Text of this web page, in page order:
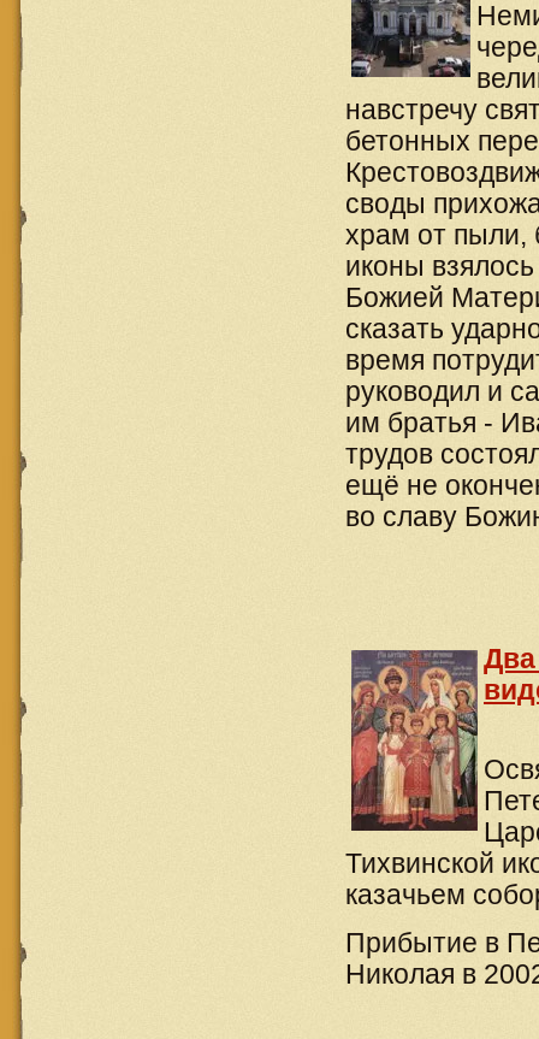
навстречу
бетонных
своды
храм от пыли,
иконы
Божией
сказать
время
руководил и
им братья -
трудов
ещё не
во славу
Два
Тихвинской
казачьем
Прибытие в
Николая в